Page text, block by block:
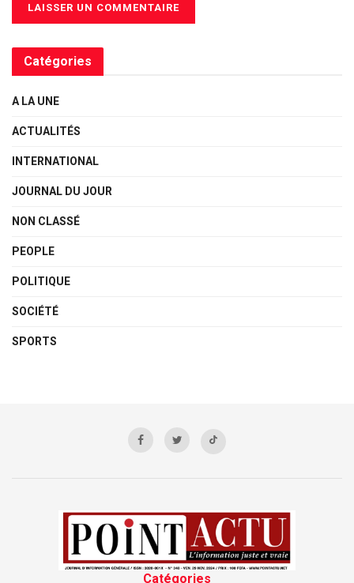
Catégories
A LA UNE
ACTUALITÉS
INTERNATIONAL
JOURNAL DU JOUR
NON CLASSÉ
PEOPLE
POLITIQUE
SOCIÉTÉ
SPORTS
Catégories